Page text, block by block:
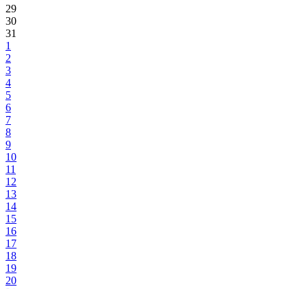
29
30
31
1
2
3
4
5
6
7
8
9
10
11
12
13
14
15
16
17
18
19
20